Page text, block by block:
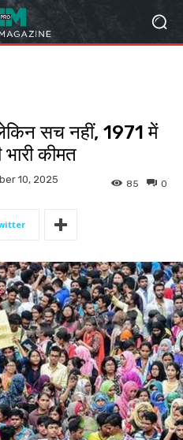
सच नहीं, 1971 में
कीमत
10, 2025 0
85